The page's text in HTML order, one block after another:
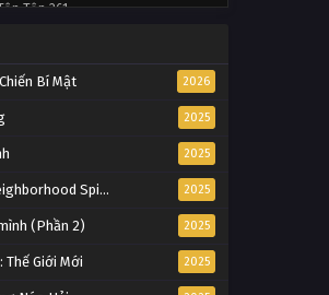
Tập Tập 256
Linh Hồn Bạc phần 1 Tập Tập
Tập 255
Tập 261
260
Tập Tập 260
Linh Hồn Bạc phần 1 Tập Tập
Hồn Bạc phần 1 Tập Tập
Bí Mật 2026
2025
2025
Spider-Man 2025
(Phần 2) 2025
Thế Giới Mới 2025